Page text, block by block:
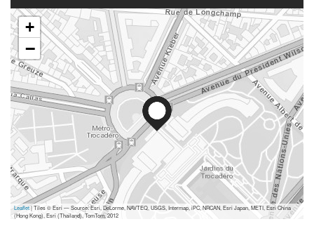
+
−
Leaflet| Tiles © Esri — Source: Esri, DeLorme, NAVTEQ, USGS, Intermap, iPC, NRCAN, Esri Japan, METI, Esri China
(Hong Kong), Esri (Thailand), TomTom, 2012